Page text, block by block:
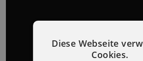
Diese Webseite
Cookies.